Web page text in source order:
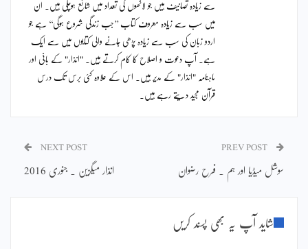
سے زیادہ تصانیف ہیں جو لاکھوں کی تعداد میں شائع ہوچکی ہیں۔ ان
میں سب سے زیادہ معروف کتاب ’’جب زندگی شروع ہوگی‘‘ ہے جو
اردو زبان کی سب سے زیادہ پڑھی جانے والی کتابوں میں سے ایک
ہے۔ آپ دعوت و اصلاح کا کام کرتے ہیں۔ "انذار" کے بانی اور
ماہنامہ "انذار" کے مدیر ہیں۔ اس کے علاوہ کئی برس تک درس
قرآن مجید دیتے رہے ہیں۔
سوشل میڈیا اور ہم ۔ فرح رضوان
NEXT POST
انذار میگزین ۔ جنوری 2016
شاید آپ یہ بھی پسند کریں